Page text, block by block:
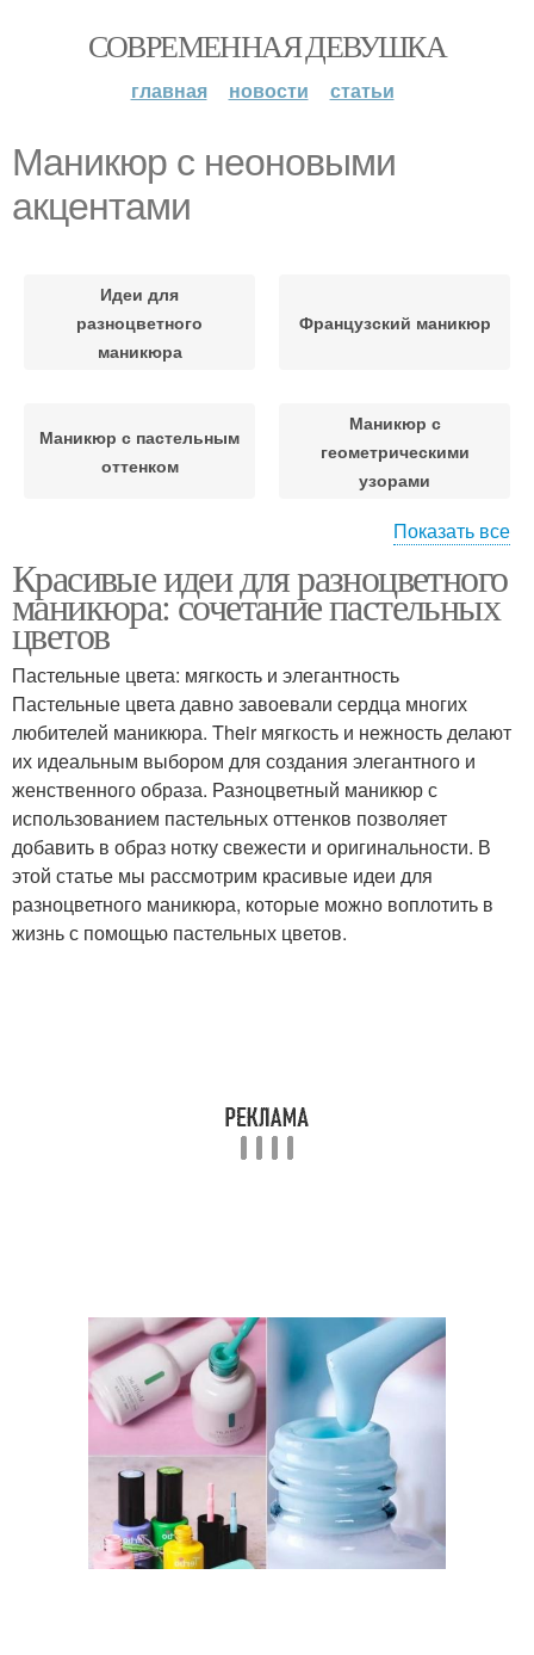
СОВРЕМЕННАЯ ДЕВУШКА
главная новости статьи
Маникюр с неоновыми
акцентами
Идеи для
разноцветного
маникюра
Французский маникюр
Маникюр с пастельным
оттенком
Маникюр с
геометрическими
узорами
Летний маникюр Осенний маникюр
Зимний маникюр
Маникюр с блестящими
деталями
Пастельный маникюр
Оттенки для
разноцветного
маникюра
Инструменты для
маникюра
Показать все
Красивые идеи для разноцветного
маникюра: сочетание пастельных
цветов
Пастельные цвета: мягкость и элегантность
Пастельные цвета давно завоевали сердца многих
любителей маникюра. Their мягкость и нежность делают
их идеальным выбором для создания элегантного и
женственного образа. Разноцветный маникюр с
использованием пастельных оттенков позволяет
добавить в образ нотку свежести и оригинальности. В
этой статье мы рассмотрим красивые идеи для
разноцветного маникюра, которые можно воплотить в
жизнь с помощью пастельных цветов.